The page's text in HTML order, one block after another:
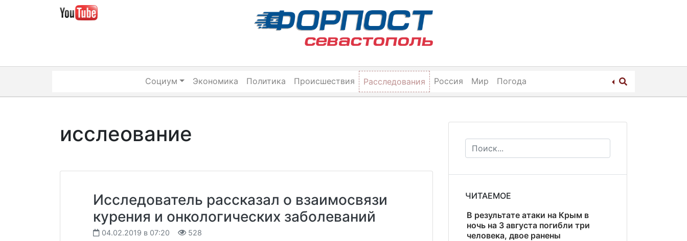
Социум Экономика Политика Происшествия Расследования Россия Мир Погода
исслеование
Исследователь рассказал о взаимосвязи
курения и онкологических заболеваний
04.02.2019 в 07:20 528
ЧИТАЕМОЕ
В результате атаки на Крым в
ночь на 3 августа погибли три
человека, двое ранены